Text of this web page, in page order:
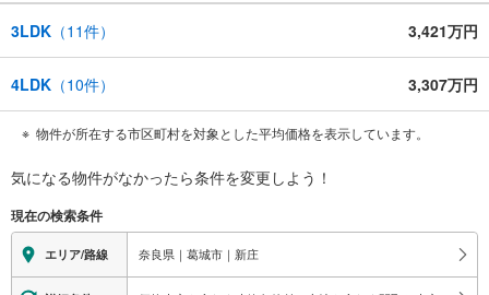
3LDK （11件） 3,421万円
4LDK （10件） 3,307万円
物件が所在する市区町村を対象とした平均価格を表示しています。
気になる物件がなかったら条件を変更しよう！
現在の検索条件
エリア/路線 奈良県｜葛城市｜新庄